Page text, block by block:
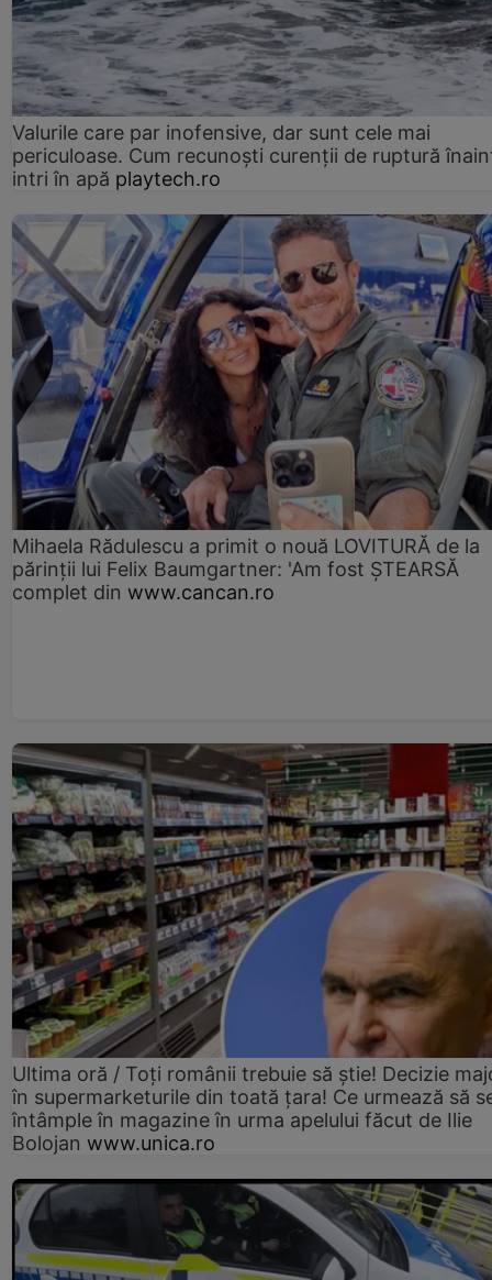
Valurile care par inofensive, dar sunt cele mai
periculoase. Cum recunoști curenții de ruptură
intri în apă playtech.ro
Mihaela Rădulescu a primit o nouă LOVITURĂ de la
părinții lui Felix Baumgartner: 'Am fost ȘTEARSĂ
complet din www.cancan.ro
Ultima oră / Toți românii trebuie să știe! Decizie
în supermarketurile din toată țara! Ce urmează să
întâmple în magazine în urma apelului făcut de Ilie
Bolojan www.unica.ro